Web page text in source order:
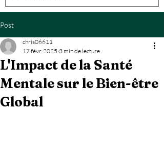
Post
L'Impact de la Santé
Mentale sur le Bien-être
Global
chris06611
17 févr. 2025 3 min de lecture